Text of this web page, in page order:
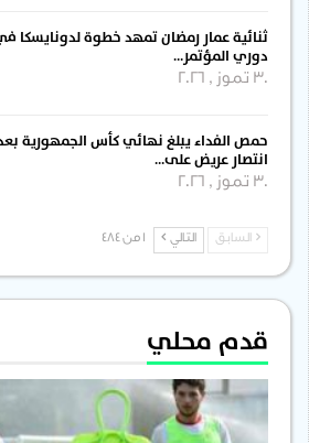
ثنائية عمار رمضان تمهد خطوة لدونايسكا في
دوري المؤتمر…
30 تموز , 2026
حمص الفداء يبلغ نهائي كأس الجمهورية بعد
انتصار عريض على…
30 تموز , 2026
السابق التالي
قدم محلي